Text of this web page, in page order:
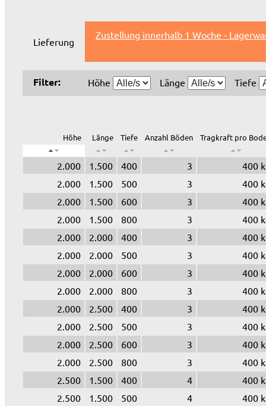
Lieferung
Zustellung innerhalb 1 Woche -
Filter: Höhe Länge Tiefe
Höhe Länge Tiefe Anzahl Böden Tragkraft pro
2.000 1.500 400 3
400
2.000
1.500 500 3
400
2.000
1.500 600 3
400
2.000
1.500 800 3
400
2.000
2.000 400 3
400
2.000
2.000 500 3
400
2.000
2.000 600 3
400
2.000
2.000 800 3
400
2.000
2.500 400 3
400
2.000
2.500 500 3
400
2.000
2.500 600 3
400
2.000
2.500 800 3
400
2.500
1.500 400 4
400
2.500
1.500 500 4
400